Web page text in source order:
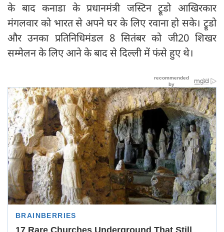
के बाद कनाडा के प्रधानमंत्री जस्टिन ट्रूडो आखिरकार
मंगलवार को भारत से अपने घर के लिए रवाना हो सके। ट्रूडो
और उनका प्रतिनिधिमंडल 8 सितंबर को जी20 शिखर
सम्मेलन के लिए आने के बाद से दिल्ली में फंसे हुए थे।